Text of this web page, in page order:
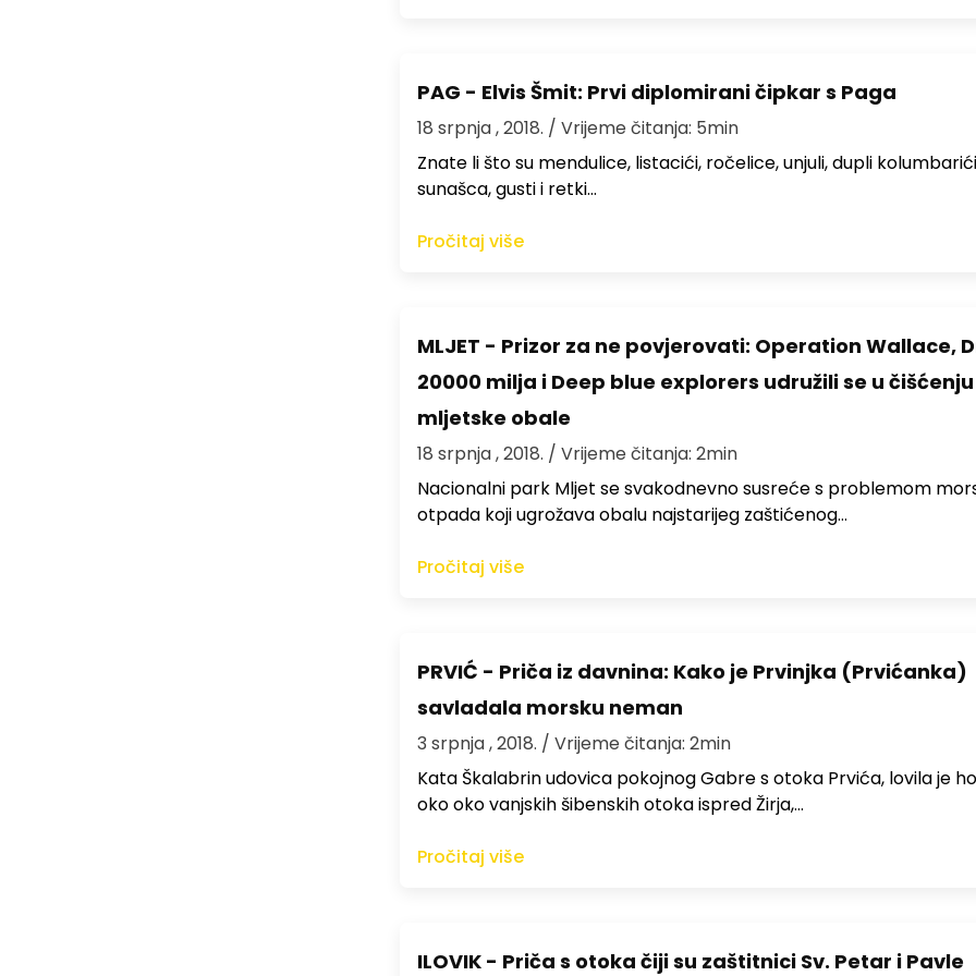
PAG - Elvis Šmit: Prvi diplomirani čipkar s Paga
18 srpnja , 2018. / Vrijeme čitanja: 5min
Znate li što su mendulice, listacići, ročelice, unjuli, dupli
sunašca, gusti i retki…
Pročitaj više
MLJET - Prizor za ne povjerovati: Operation Wallace,
20000 milja i Deep blue explorers udružili se u čišćenju
mljetske obale
18 srpnja , 2018. / Vrijeme čitanja: 2min
Nacionalni park Mljet se svakodnevno susreće s problemom
otpada koji ugrožava obalu najstarijeg zaštićenog…
Pročitaj više
PRVIĆ - Priča iz davnina: Kako je Prvinjka (Prvićanka)
savladala morsku neman
3 srpnja , 2018. / Vrijeme čitanja: 2min
Kata Škalabrin udovica pokojnog Gabre s otoka Prvića, lovila je
oko oko vanjskih šibenskih otoka ispred Žirja,…
Pročitaj više
ILOVIK - Priča s otoka čiji su zaštitnici Sv. Petar i Pavle